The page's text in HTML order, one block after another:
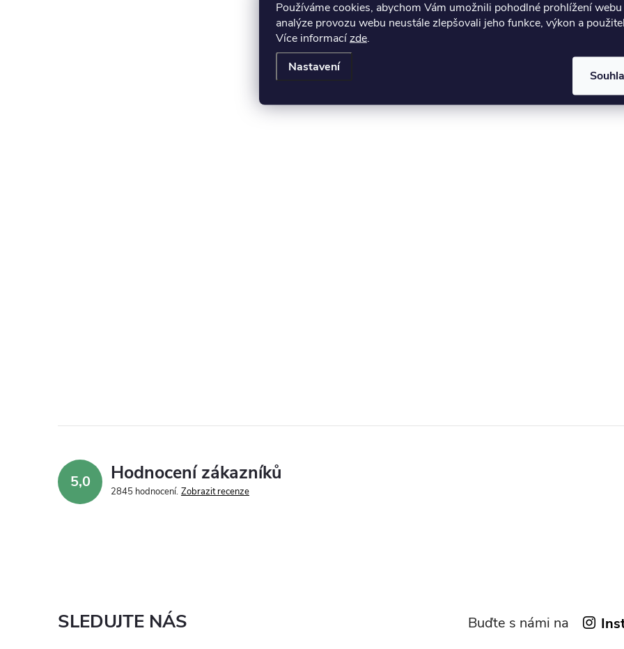
Používáme cookies, abychom Vám umožnili pohodlné prohlížení
analýze provozu webu neustále zlepšovali jeho funkce, výkon a
Více informacízde.
Nastavení
5,0 Hodnocení zákazníků
2845 hodnocení Zobrazit recenze
SLEDUJTE NÁS Buďte s námi na